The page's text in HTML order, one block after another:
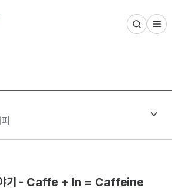
기 - Caffe + In = Caffeine